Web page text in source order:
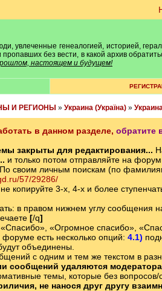
увлеченные генеалогией, историей,
без вести, в какой архив
настоящем и будущем!
И РЕГИОНЫ » Украина (Україна)»
в данном разделе, обратите
закрыты для редактирования...
и только потом отправляйте на
По своим личным поискам (по
57/29286/
копируйте 3-х, 4-х и более
в правом нижнем углу сообщения
[/q]
«Огромное спасибо»,
есть несколько опций: 4.1)
объединены.
с одним и тем же текстом в
сообщений удаляются
темы, которые без вопросов/
не нанося друг другу